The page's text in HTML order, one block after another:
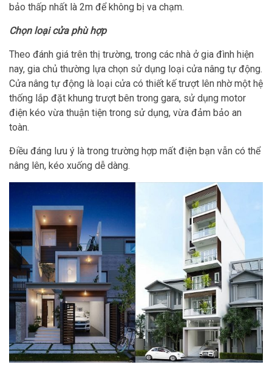
bảo thấp nhất là 2m để không bị va chạm.
Chọn loại cửa phù hợp
Theo đánh giá trên thị trường, trong các nhà ở gia đình hiện
nay, gia chủ thường lựa chọn sử dụng loại cửa nâng tự động.
Cửa nâng tự động là loại cửa có thiết kế trượt lên nhờ một hệ
thống lắp đặt khung trượt bên trong gara, sử dụng motor
điện kéo vừa thuận tiện trong sử dụng, vừa đảm bảo an
toàn.
Điều đáng lưu ý là trong trường hợp mất điện bạn vẫn có thể
nâng lên, kéo xuống dễ dàng.